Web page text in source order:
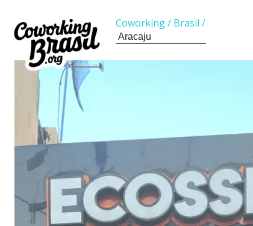
Coworking/ Brasil /